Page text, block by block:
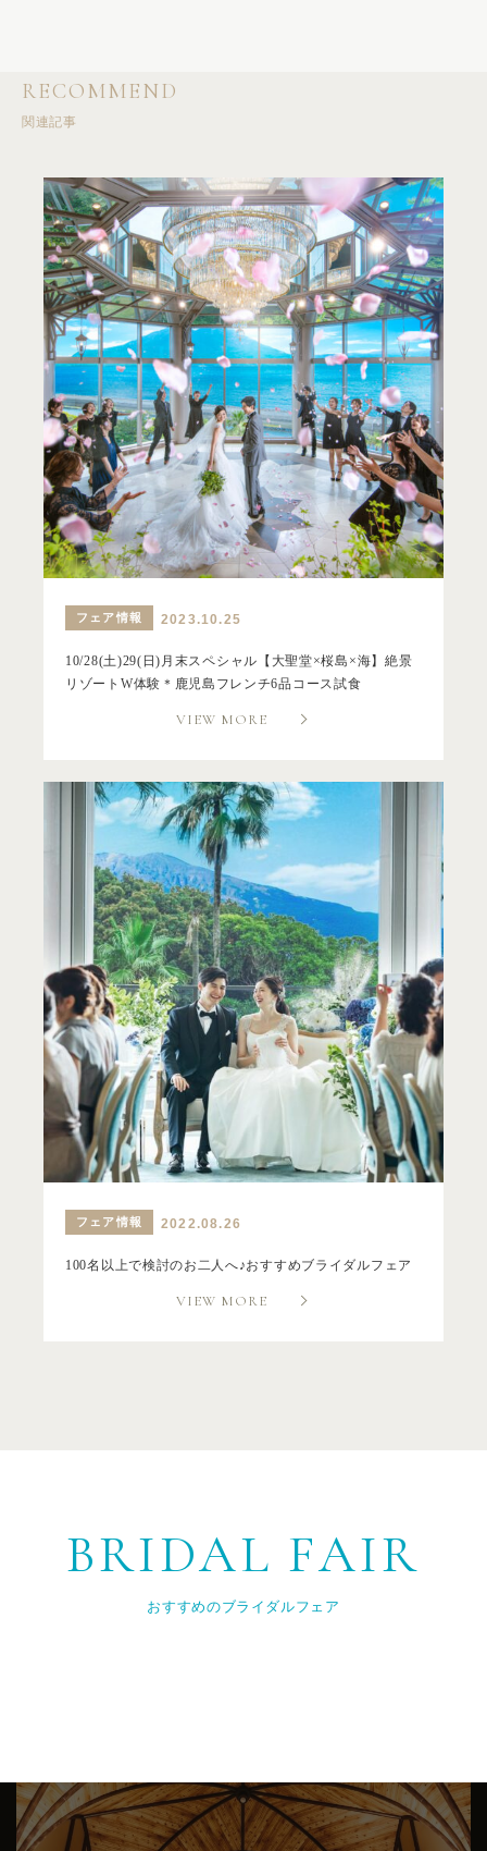
RECOMMEND
関連記事
フェア情報 2023.10.25
10/28(土)29(日)月末スペシャル【大聖堂×桜島×海】絶景
リゾートW体験＊鹿児島フレンチ6品コース試食
VIEW MORE
フェア情報 2022.08.26
100名以上で検討のお二人へ♪おすすめブライダルフェア
VIEW MORE
BRIDAL FAIR
おすすめのブライダルフェア